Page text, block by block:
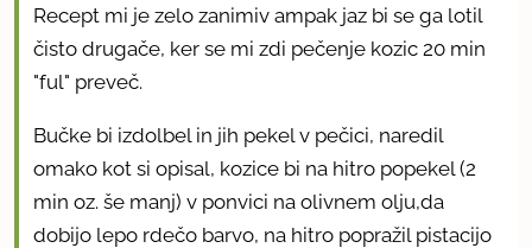
Recept mi je zelo zanimiv ampak jaz bi se ga lotil
čisto drugače, ker se mi zdi pečenje kozic 20 min
"ful" preveč.
Bučke bi izdolbel in jih pekel v pečici, naredil
omako kot si opisal, kozice bi na hitro popekel (2
min oz. še manj) v ponvici na olivnem olju,da
dobijo lepo rdečo barvo, na hitro popražil pistacijo